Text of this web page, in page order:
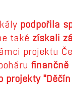
podpořila
také získali
projektu
finančně
projekty